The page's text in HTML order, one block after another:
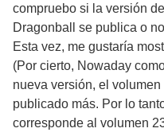
compruebo si la versión
Dragonball se publica o
Esta vez, me gustaría
(Por cierto, Nowaday
nueva versión, el
publicado más. Por lo
corresponde al volumen